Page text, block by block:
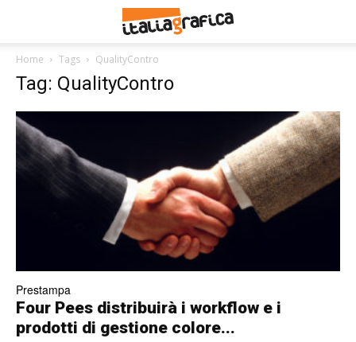
Home Tags QualityContro
Tag: QualityContro
Prestampa
Four Pees distribuirà i workflow e i
prodotti di gestione colore...